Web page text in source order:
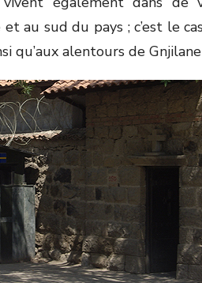
au sud du pays ; c’est le
qu’aux alentours de